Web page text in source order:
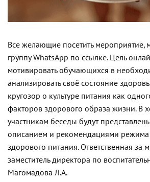
Все желающие посетить мероприятие,
группу WhatsApp по ссылке. Цель
мотивировать обучающихся в
анализировать своё состояние
кругозор о культуре питания как
факторов здорового образа жизни. В
участникам беседы будут
описанием и рекомендациями режима
здорового питания. Ответственная за
заместитель директора по
Магомадова Л.А.